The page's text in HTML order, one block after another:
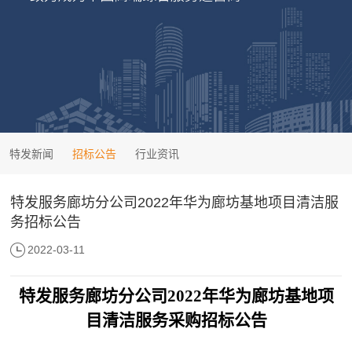
特发新闻 招标公告 行业资讯
特发服务廊坊分公司2022年华为廊坊基地项目清洁服
务招标公告
2022-03-11
特发服务廊坊分公司2022年华为廊坊基地项
目清洁服务采购招标公告